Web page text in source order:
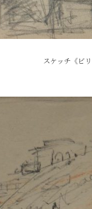
スケッチ《ビ